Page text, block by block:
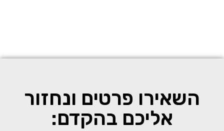
השאירו פרטים ונחזור
אליכם בהקדם: